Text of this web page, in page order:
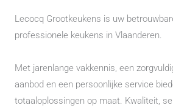
Lecocq Grootkeukens is uw
professionele keukens in Vlaanderen.
Met jarenlange vakkennis, een
aanbod en een persoonlijke service
totaaloplossingen op maat. Kwaliteit,